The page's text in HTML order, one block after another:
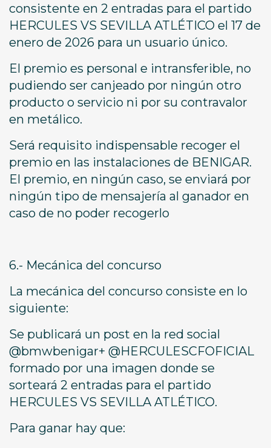
consistente en 2 entradas para el partido
HERCULES VS SEVILLA ATLÉTICO el 17 de
enero de 2026 para un usuario único.
El premio es personal e intransferible, no
pudiendo ser canjeado por ningún otro
producto o servicio ni por su contravalor
en metálico.
Será requisito indispensable recoger el
premio en las instalaciones de BENIGAR.
El premio, en ningún caso, se enviará por
ningún tipo de mensajería al ganador en
caso de no poder recogerlo
6.- Mecánica del concurso
La mecánica del concurso consiste en lo
siguiente:
Se publicará un post en la red social
@bmwbenigar+ @HERCULESCFOFICIAL
formado por una imagen donde se
sorteará 2 entradas para el partido
HERCULES VS SEVILLA ATLÉTICO.
Para ganar hay que: